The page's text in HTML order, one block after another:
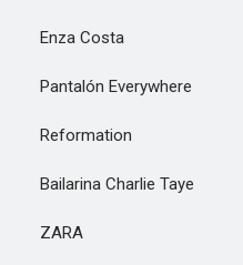
Enza Costa
Pantalón Everywhere
Reformation
Bailarina Charlie Taye
ZARA